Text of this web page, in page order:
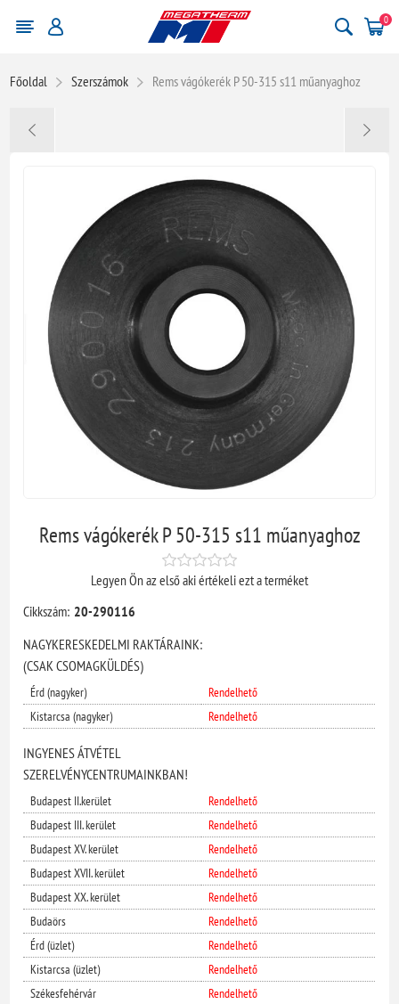
0
Főoldal Szerszámok Rems vágókerék P 50-315 s11 műanyaghoz
Rems vágókerék P 50-315 s11 műanyaghoz
Legyen Ön az első aki értékeli ezt a terméket
Cikkszám: 20-290116
NAGYKERESKEDELMI RAKTÁRAINK:
(CSAK CSOMAGKÜLDÉS)
Érd (nagyker)
Rendelhető
Kistarcsa (nagyker)
Rendelhető
INGYENES ÁTVÉTEL
SZERELVÉNYCENTRUMAINKBAN!
Budapest II.kerület
Rendelhető
Budapest III. kerület
Rendelhető
Budapest XV. kerület
Rendelhető
Budapest XVII. kerület
Rendelhető
Budapest XX. kerület
Rendelhető
Budaörs
Rendelhető
Érd (üzlet)
Rendelhető
Kistarcsa (üzlet)
Rendelhető
Székesfehérvár
Rendelhető